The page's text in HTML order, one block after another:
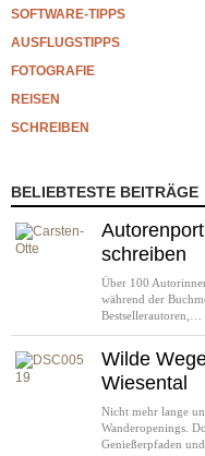
SOFTWARE-TIPPS
AUSFLUGSTIPPS
FOTOGRAFIE
REISEN
SCHREIBEN
BELIEBTESTE BEITRÄGE
schreiben
Über 100
während der
Bestsellerautoren,…
Wilde
Wiesental
Nicht mehr lange
Wanderopenings.
Genießerpfaden